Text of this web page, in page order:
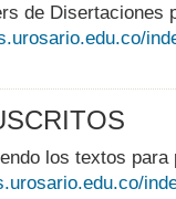
de Disertaciones
los textos